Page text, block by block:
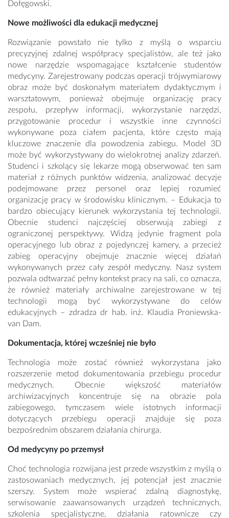
Dołęgowski.
Nowe możliwości dla edukacji medycznej
Rozwiązanie powstało nie tylko z myślą o wsparciu
precyzyjnej zdalnej współpracy specjalistów, ale też jako
nowe narzędzie wspomagające kształcenie studentów
medycyny. Zarejestrowany podczas operacji trójwymiarowy
obraz może być doskonałym materiałem dydaktycznym i
warsztatowym, ponieważ obejmuje organizację pracy
zespołu, przepływ informacji, wykorzystanie narzędzi,
przygotowanie procedur i wszystkie inne czynności
wykonywane poza ciałem pacjenta, które często mają
kluczowe znaczenie dla powodzenia zabiegu. Model 3D
może być wykorzystywany do wielokrotnej analizy zdarzeń.
Studenci i szkolący się lekarze mogą obserwować ten sam
materiał z różnych punktów widzenia, analizować decyzje
podejmowane przez personel oraz lepiej rozumieć
organizację pracy w środowisku klinicznym. – Edukacja to
bardzo obiecujący kierunek wykorzystania tej technologii.
Obecnie studenci najczęściej obserwują zabiegi z
ograniczonej perspektywy. Widzą jedynie fragment pola
operacyjnego lub obraz z pojedynczej kamery, a przecież
zabieg operacyjny obejmuje znacznie więcej działań
wykonywanych przez cały zespół medyczny. Nasz system
pozwala odtwarzać pełny kontekst pracy na sali, co oznacza,
że również materiały archiwalne zarejestrowane w tej
technologii mogą być wykorzystywane do celów
edukacyjnych – zdradza dr hab. inż. Klaudia Proniewska-
van Dam.
Dokumentacja, której wcześniej nie było
Technologia może zostać również wykorzystana jako
rozszerzenie metod dokumentowania przebiegu procedur
medycznych. Obecnie większość materiałów
archiwizacyjnych koncentruje się na obrazie pola
zabiegowego, tymczasem wiele istotnych informacji
dotyczących przebiegu operacji znajduje się poza
bezpośrednim obszarem działania chirurga.
Od medycyny po przemysł
Choć technologia rozwijana jest przede wszystkim z myślą o
zastosowaniach medycznych, jej potencjał jest znacznie
szerszy. System może wspierać zdalną diagnostykę,
serwisowanie zaawansowanych urządzeń technicznych,
szkolenia specjalistyczne, działania ratownicze czy